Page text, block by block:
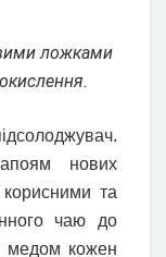
ложками
нових
корисними та
чаю до
медом кожен